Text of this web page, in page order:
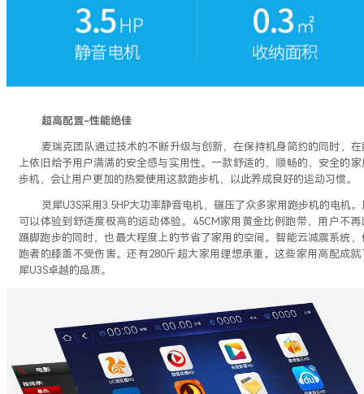
超高配置-性能绝佳
麦瑞克团队通过技术的不断升级与创新，在保持机身简约的同时，在
上依旧给予用户满满的安全感与实用性。一款舒适的、顺畅的、安全的家
步机，会让用户更加的热爱使用这款跑步机，以此养成良好的运动习惯。
灵犀U3S采用3.5HP大功率静音电机，碾压了众多家用跑步机的电机。
可以体验到舒适度极高的运动体验。45CM家用黄金比例跑带，用户不再
蹑脚跑步的同时，也最大程度上的节省了家用的空间。智能云减震系统，
跑者的膝盖不受伤害。还有280斤超大家用理想承重。这些家用高配成就
犀U3S卓越的品质。